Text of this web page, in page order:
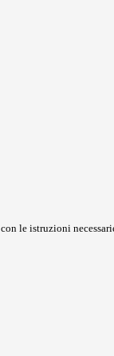
le istruzioni